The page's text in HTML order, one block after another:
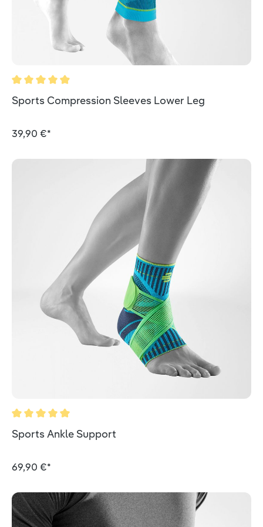
Valutazione media di 4.9 su 5 stelle
Sports Compression Sleeves Lower Leg
39,90 €*
Valutazione media di 5 su 5 stelle
Sports Ankle Support
69,90 €*